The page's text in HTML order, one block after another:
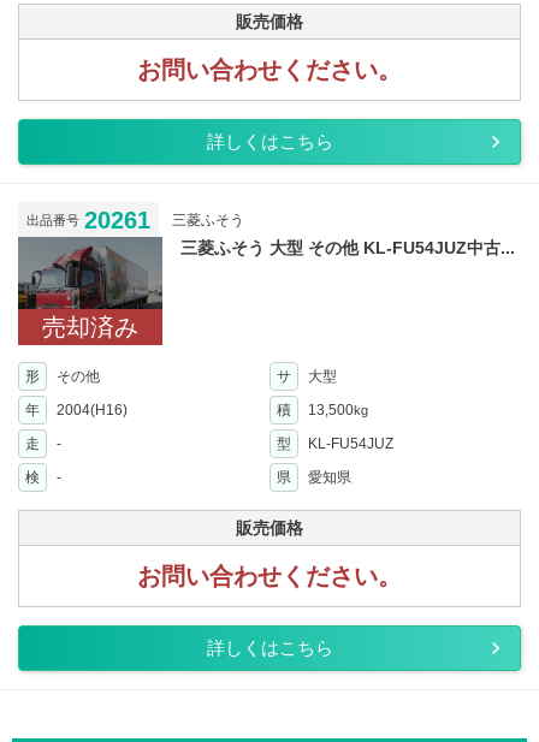
販売価格
お問い合わせください。
詳しくはこちら
出品番号 20261 三菱ふそう
売却済み
三菱ふそう 大型 その他 KL-FU54JUZ中古...
形 その他 サ
大型
年
2004(H16) 積 13,500kg
走 - 型
KL-FU54JUZ
検
- 県 愛知県
販売価格
お問い合わせください。
詳しくはこちら